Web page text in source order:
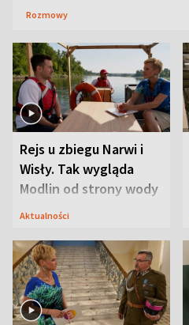
Rozmowy
Rejs u zbiegu Narwi i
Wisły. Tak wygląda
Modlin od strony wody
Aktualności